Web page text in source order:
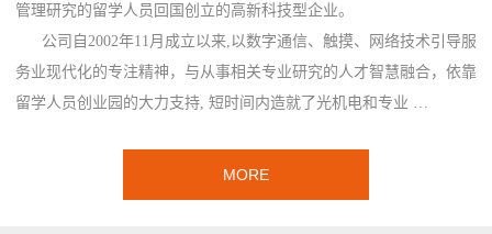
管理研究的留学人员回国创立的高新科技型企业。
公司自2002年11月成立以来,以数字通信、触摸、网络技术引导服
务业现代化的专注精神，与从事相关专业研究的人才智慧融合，依靠
留学人员创业园的大力支持, 短时间内造就了光机电和专业 …
MORE